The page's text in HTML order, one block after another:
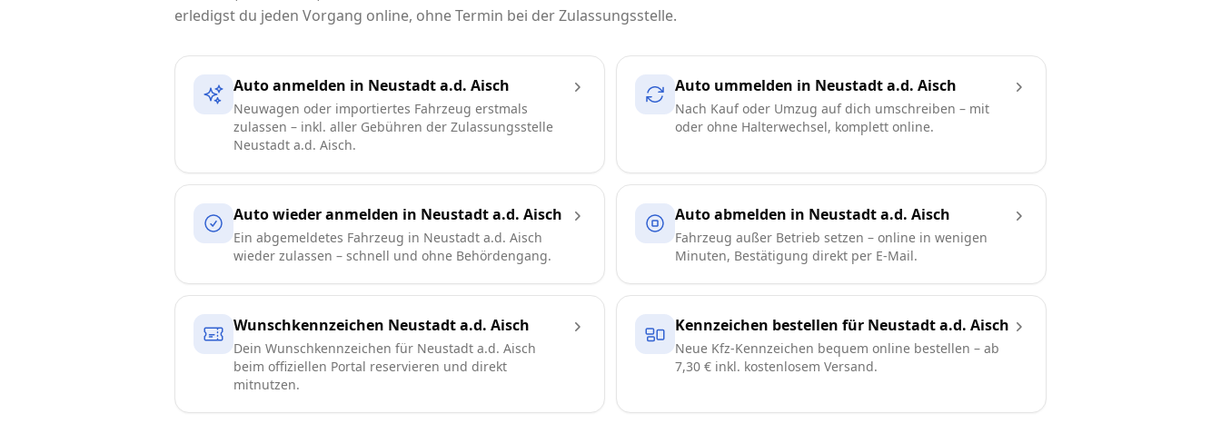
erledigst du jeden Vorgang online, ohne Termin bei der Zulassungsstelle.
Auto anmelden in Neustadt a.d. Aisch
Neuwagen oder importiertes Fahrzeug erstmals
zulassen – inkl. aller Gebühren der Zulassungsstelle
Neustadt a.d. Aisch.
Auto ummelden in Neustadt a.d. Aisch
Nach Kauf oder Umzug auf dich umschreiben – mit
oder ohne Halterwechsel, komplett online.
Auto wieder anmelden in Neustadt a.d. Aisch
Ein abgemeldetes Fahrzeug in Neustadt a.d. Aisch
wieder zulassen – schnell und ohne Behördengang.
Auto abmelden in Neustadt a.d. Aisch
Fahrzeug außer Betrieb setzen – online in wenigen
Minuten, Bestätigung direkt per E-Mail.
Wunschkennzeichen Neustadt a.d. Aisch
Dein Wunschkennzeichen für Neustadt a.d. Aisch
beim offiziellen Portal reservieren und direkt
mitnutzen.
Kennzeichen bestellen für Neustadt a.d. Aisch
Neue Kfz-Kennzeichen bequem online bestellen – ab
7,30 € inkl. kostenlosem Versand.